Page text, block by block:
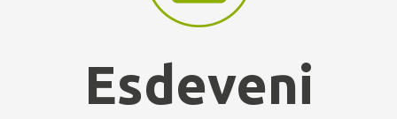
Esdeveni